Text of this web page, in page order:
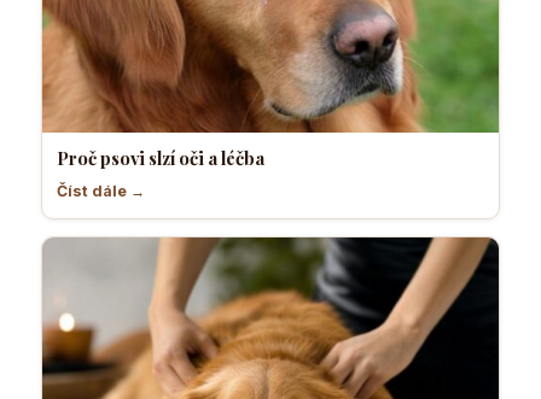
Proč psovi slzí oči a léčba
Číst dále →